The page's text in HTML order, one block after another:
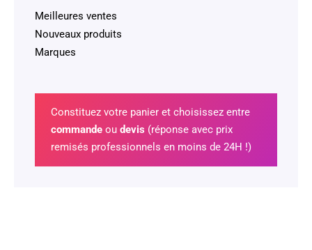
Meilleures ventes
Nouveaux produits
Marques
Constituez votre panier et choisissez entre
commandeou devis (réponse avec prix
remisés professionnels en moins de 24H !)